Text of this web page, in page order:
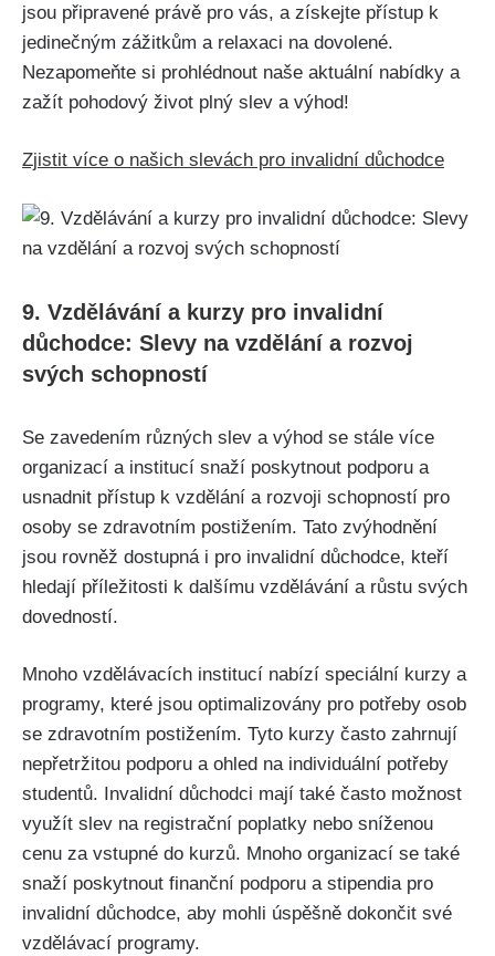
jsou připravené právě pro vás, a získejte přístup k
jedinečným zážitkům a relaxaci na dovolené.
Nezapomeňte si prohlédnout naše aktuální nabídky a
zažít pohodový život plný slev a výhod!
Zjistit více o našich slevách pro invalidní důchodce
9. Vzdělávání a kurzy pro invalidní
důchodce: Slevy na vzdělání a rozvoj
svých schopností
Se zavedením různých slev a výhod se stále více
organizací a institucí snaží poskytnout podporu a
usnadnit přístup k vzdělání a rozvoji schopností pro
osoby se zdravotním postižením. Tato zvýhodnění
jsou rovněž dostupná i pro invalidní důchodce, kteří
hledají příležitosti k dalšímu vzdělávání a růstu svých
dovedností.
Mnoho vzdělávacích institucí nabízí speciální kurzy a
programy, které jsou optimalizovány pro potřeby osob
se zdravotním postižením. Tyto kurzy často zahrnují
nepřetržitou podporu a ohled na individuální potřeby
studentů. Invalidní důchodci mají také často možnost
využít slev na registrační poplatky nebo sníženou
cenu za vstupné do kurzů. Mnoho organizací se také
snaží poskytnout finanční podporu a stipendia pro
invalidní důchodce, aby mohli úspěšně dokončit své
vzdělávací programy.